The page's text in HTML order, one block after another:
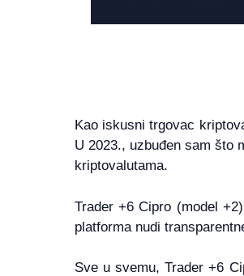
Kao iskusni trgovac
U 2023., uzbuđen sam što
kriptovalutama.
Trader +6 Cipro (model
platforma nudi
Sve u svemu, Trader +6